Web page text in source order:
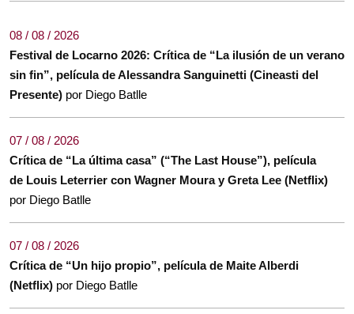
08 / 08 / 2026
Festival de Locarno 2026: Crítica de “La ilusión de un verano
sin fin”, película de Alessandra Sanguinetti (Cineasti del
Presente) por Diego Batlle
07 / 08 / 2026
Crítica de “La última casa” (“The Last House”), película
de Louis Leterrier con Wagner Moura y Greta Lee (Netflix)
por Diego Batlle
07 / 08 / 2026
Crítica de “Un hijo propio”, película de Maite Alberdi
(Netflix) por Diego Batlle